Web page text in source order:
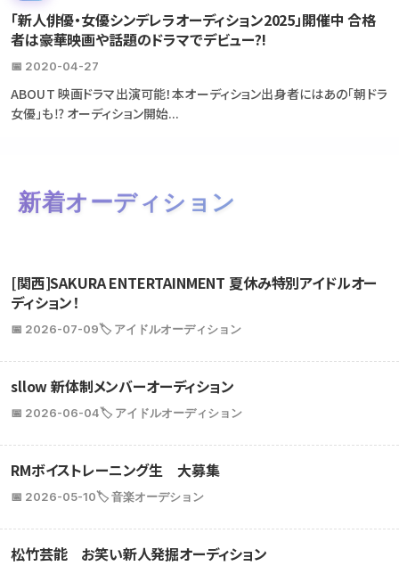
「新人俳優・女優シンデレラオーディション2025」開催中 合格
者は豪華映画や話題のドラマでデビュー?!
📅 2020-04-27
ABOUT 映画ドラマ出演可能！本オーディション出身者にはあの「朝ドラ
女優」も⁉ オーディション開始...
新着オーディション
[関西]SAKURA ENTERTAINMENT 夏休み特別アイドルオー
ディション！
📅 2026-07-09🏷️ アイドルオーディション
sllow 新体制メンバーオーディション
📅 2026-06-04🏷️ アイドルオーディション
RMボイストレーニング生 大募集
📅 2026-05-10🏷️ 音楽オーデション
松竹芸能 お笑い新人発掘オーディション